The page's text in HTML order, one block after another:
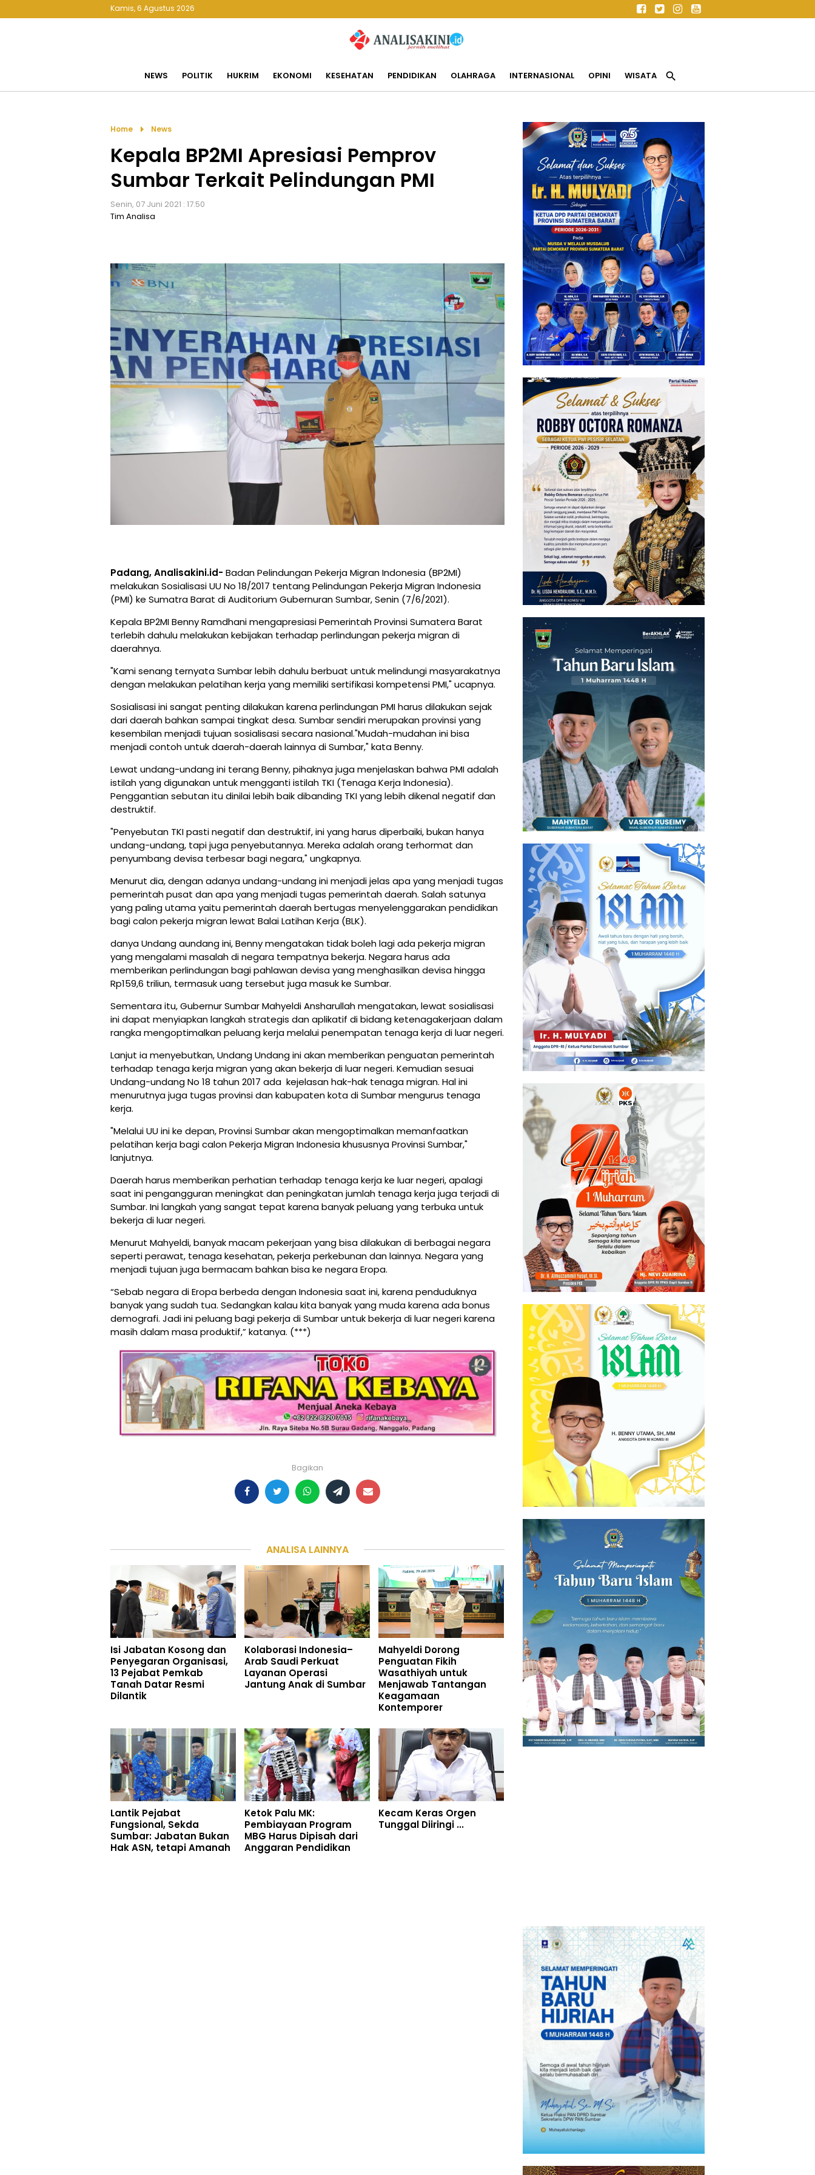
Kamis, 6 Agustus 2026
NEWS POLITIK HUKRIM EKONOMI KESEHATAN PENDIDIKAN OLAHRAGA INTERNASIONAL OPINI WISATA search
Home arrow_right News
Kepala BP2MI Apresiasi Pemprov
Sumbar Terkait Pelindungan PMI
Senin, 07 Juni 2021 : 17.50
Tim Analisa
Padang, Analisakini.id- Badan Pelindungan Pekerja Migran Indonesia (BP2MI)
melakukan Sosialisasi UU No 18/2017 tentang Pelindungan Pekerja Migran Indonesia
(PMI) ke Sumatra Barat di Auditorium Gubernuran Sumbar, Senin (7/6/2021).
Kepala BP2MI Benny Ramdhani mengapresiasi Pemerintah Provinsi Sumatera Barat
terlebih dahulu melakukan kebijakan terhadap perlindungan pekerja migran di
daerahnya.
"Kami senang ternyata Sumbar lebih dahulu berbuat untuk melindungi masyarakatnya
dengan melakukan pelatihan kerja yang memiliki sertifikasi kompetensi PMI," ucapnya.
Sosialisasi ini sangat penting dilakukan karena perlindungan PMI harus dilakukan sejak
dari daerah bahkan sampai tingkat desa. Sumbar sendiri merupakan provinsi yang
kesembilan menjadi tujuan sosialisasi secara nasional."Mudah-mudahan ini bisa
menjadi contoh untuk daerah-daerah lainnya di Sumbar," kata Benny.
Lewat undang-undang ini terang Benny, pihaknya juga menjelaskan bahwa PMI adalah
istilah yang digunakan untuk mengganti istilah TKI (Tenaga Kerja Indonesia).
Penggantian sebutan itu dinilai lebih baik dibanding TKI yang lebih dikenal negatif dan
destruktif.
"Penyebutan TKI pasti negatif dan destruktif, ini yang harus diperbaiki, bukan hanya
undang-undang, tapi juga penyebutannya. Mereka adalah orang terhormat dan
penyumbang devisa terbesar bagi negara," ungkapnya.
Menurut dia, dengan adanya undang-undang ini menjadi jelas apa yang menjadi tugas
pemerintah pusat dan apa yang menjadi tugas pemerintah daerah. Salah satunya
yang paling utama yaitu pemerintah daerah bertugas menyelenggarakan pendidikan
bagi calon pekerja migran lewat Balai Latihan Kerja (BLK).
danya Undang aundang ini, Benny mengatakan tidak boleh lagi ada pekerja migran
yang mengalami masalah di negara tempatnya bekerja. Negara harus ada
memberikan perlindungan bagi pahlawan devisa yang menghasilkan devisa hingga
Rp159,6 triliun, termasuk uang tersebut juga masuk ke Sumbar.
Sementara itu, Gubernur Sumbar Mahyeldi Ansharullah mengatakan, lewat sosialisasi
ini dapat menyiapkan langkah strategis dan aplikatif di bidang ketenagakerjaan dalam
rangka mengoptimalkan peluang kerja melalui penempatan tenaga kerja di luar negeri.
Lanjut ia menyebutkan, Undang Undang ini akan memberikan penguatan pemerintah
terhadap tenaga kerja migran yang akan bekerja di luar negeri. Kemudian sesuai
Undang-undang No 18 tahun 2017 ada kejelasan hak-hak tenaga migran. Hal ini
menurutnya juga tugas provinsi dan kabupaten kota di Sumbar mengurus tenaga
kerja.
"Melalui UU ini ke depan, Provinsi Sumbar akan mengoptimalkan memanfaatkan
pelatihan kerja bagi calon Pekerja Migran Indonesia khususnya Provinsi Sumbar,"
lanjutnya.
Daerah harus memberikan perhatian terhadap tenaga kerja ke luar negeri, apalagi
saat ini pengangguran meningkat dan peningkatan jumlah tenaga kerja juga terjadi di
Sumbar. Ini langkah yang sangat tepat karena banyak peluang yang terbuka untuk
bekerja di luar negeri.
Menurut Mahyeldi, banyak macam pekerjaan yang bisa dilakukan di berbagai negara
seperti perawat, tenaga kesehatan, pekerja perkebunan dan lainnya. Negara yang
menjadi tujuan juga bermacam bahkan bisa ke negara Eropa.
“Sebab negara di Eropa berbeda dengan Indonesia saat ini, karena penduduknya
banyak yang sudah tua. Sedangkan kalau kita banyak yang muda karena ada bonus
demografi. Jadi ini peluang bagi pekerja di Sumbar untuk bekerja di luar negeri karena
masih dalam masa produktif,” katanya. (***)
Bagikan
ANALISA LAINNYA
Isi Jabatan Kosong dan
Penyegaran Organisasi,
13 Pejabat Pemkab
Tanah Datar Resmi
Dilantik
Kolaborasi Indonesia–
Arab Saudi Perkuat
Layanan Operasi
Jantung Anak di Sumbar
Mahyeldi Dorong
Penguatan Fikih
Wasathiyah untuk
Menjawab Tantangan
Keagamaan
Kontemporer
Lantik Pejabat
Fungsional, Sekda
Sumbar: Jabatan Bukan
Hak ASN, tetapi Amanah
Ketok Palu MK:
Pembiayaan Program
MBG Harus Dipisah dari
Anggaran Pendidikan
Kecam Keras Orgen
Tunggal Diiringi ...